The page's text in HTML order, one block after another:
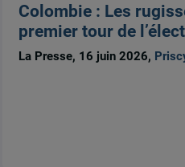
Colombie : Les
premier tour de
La Presse, 16 juin 2026,